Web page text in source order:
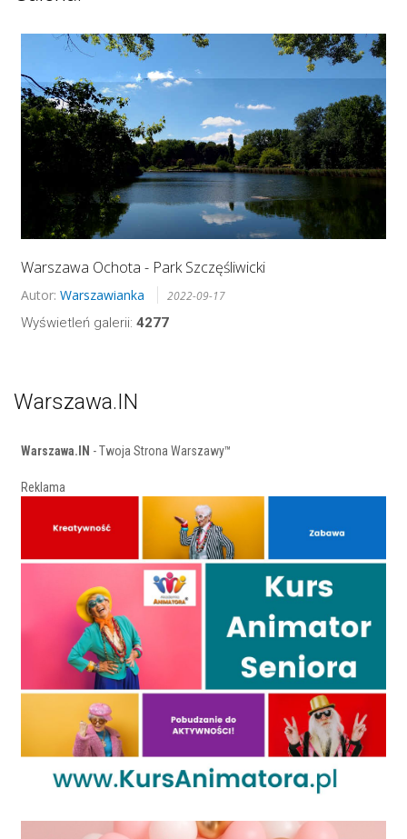
Warszawa Ochota - Park Szczęśliwicki
Autor: Warszawianka 2022-09-17
Wyświetleń galerii: 4277
Warszawa.IN
Warszawa.IN - Twoja Strona Warszawy™
Reklama